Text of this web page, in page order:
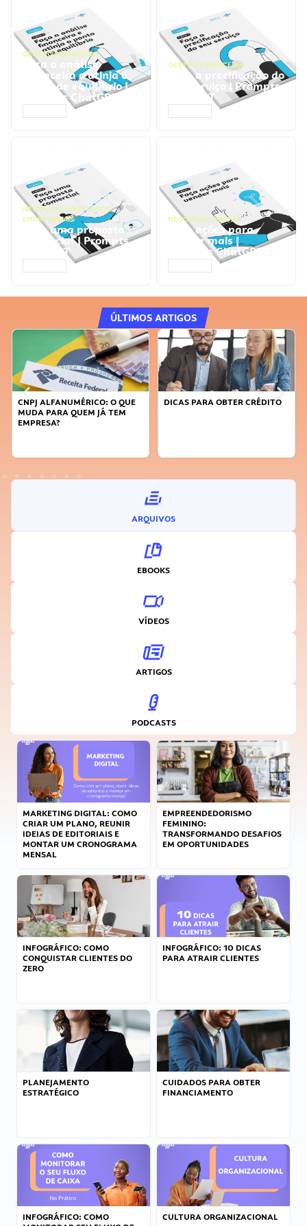
GESTÃO FINANCEIRA
Faça a análise
financeira e atinja o
ponto de equilíbrio |
Prompts ChatGPT
GESTÃO FINANCEIRA
Faça a precificação do
seu serviço | Prompts
ChatGPT
NEGÓCIOS, PROCESSOS
EMPRESARIAIS
Faça uma proposta
comercial | Prompts
ChatGPT
NEGÓCIOS, VENDAS
Faça ações para
vender mais |
Prompts ChatGPT
ÚLTIMOS ARTIGOS
DICAS PARA OBTER CRÉDITO
FAÇA A DIFERENÇA: SEJA
ARQUIVOS
EBOOKS
VÍDEOS
ARTIGOS
PODCASTS
MARKETING DIGITAL: COMO
CRIAR UM PLANO, REUNIR
IDEIAS DE EDITORIAIS E
MONTAR UM CRONOGRAMA
MENSAL
EMPREENDEDORISMO
FEMININO:
TRANSFORMANDO DESAFIOS
EM OPORTUNIDADES
INFOGRÁFICO: COMO
CONQUISTAR CLIENTES DO
ZERO
INFOGRÁFICO: 10 DICAS
PARA ATRAIR CLIENTES
PLANEJAMENTO
ESTRATÉGICO
CUIDADOS PARA OBTER
FINANCIAMENTO
INFOGRÁFICO: COMO
CULTURA ORGANIZACIONAL